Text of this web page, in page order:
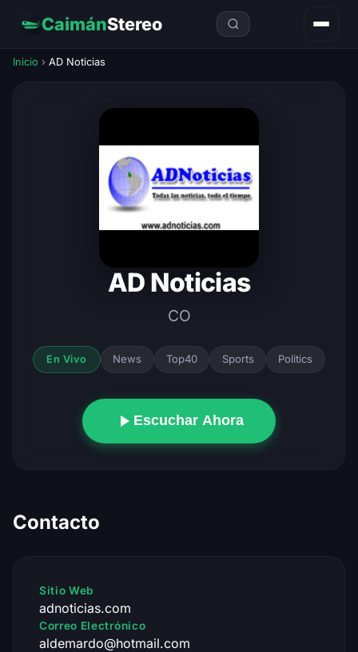
CaimánStereo
Inicio › AD Noticias
AD Noticias
CO
En Vivo News Top40 Sports Politics
Escuchar Ahora
Contacto
Sitio Web
adnoticias.com
Correo Electrónico
aldemardo@hotmail.com